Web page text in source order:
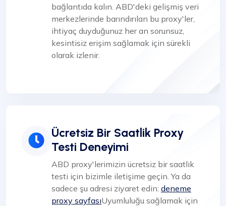
bağlantıda kalın. ABD'deki gelişmiş veri
merkezlerinde barındırılan bu proxy'ler,
ihtiyaç duyduğunuz her an sorunsuz,
kesintisiz erişim sağlamak için sürekli
olarak izlenir.
Ücretsiz Bir Saatlik Proxy
Testi Deneyimi
ABD proxy'lerimizin ücretsiz bir saatlik
testi için bizimle iletişime geçin. Ya da
sadece şu adresi ziyaret edin: deneme
proxy sayfasıUyumluluğu sağlamak için